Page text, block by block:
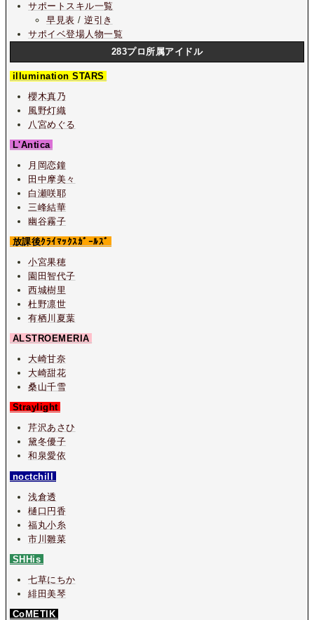
サポートスキル一覧
早見表 /逆引き
サポイベ登場人物一覧
283プロ所属アイドル
illumination STARS
櫻木真乃
風野灯織
八宮めぐる
L'Antica
月岡恋鐘
田中摩美々
白瀬咲耶
三峰結華
幽谷霧子
放課後ｸﾗｲﾏｯｸｽｶﾞｰﾙｽﾞ
小宮果穂
園田智代子
西城樹里
杜野凛世
有栖川夏葉
ALSTROEMERIA
大崎甘奈
大崎甜花
桑山千雪
Straylight
芹沢あさひ
黛冬優子
和泉愛依
noctchill
浅倉透
樋口円香
福丸小糸
市川雛菜
SHHis
七草にちか
緋田美琴
CoMETIK